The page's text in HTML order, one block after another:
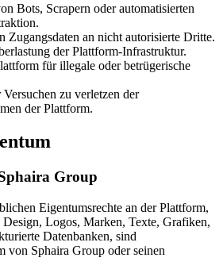
Bots, Scrapern oder automatisierten
Zugangsdaten an nicht autorisierte Dritte.
der Plattform-Infrastruktur.
für illegale oder betrügerische
zu verletzen der
der Plattform.
Group
Eigentumsrechte an der Plattform,
Logos, Marken, Texte, Grafiken,
Datenbanken, sind
von Sphaira Group oder seinen